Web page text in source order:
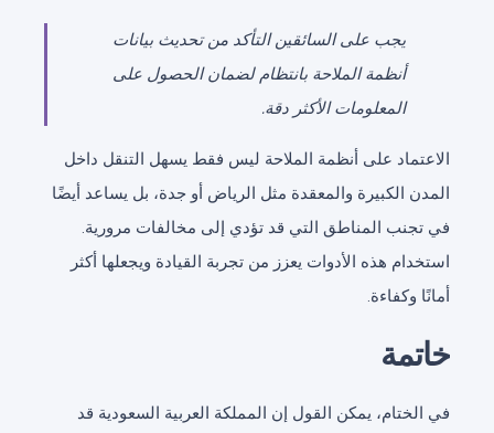
يجب على السائقين التأكد من تحديث بيانات
أنظمة الملاحة بانتظام لضمان الحصول على
المعلومات الأكثر دقة.
الاعتماد على أنظمة الملاحة ليس فقط يسهل التنقل داخل
المدن الكبيرة والمعقدة مثل الرياض أو جدة، بل يساعد أيضًا
في تجنب المناطق التي قد تؤدي إلى مخالفات مرورية.
استخدام هذه الأدوات يعزز من تجربة القيادة ويجعلها أكثر
أمانًا وكفاءة.
خاتمة
في الختام، يمكن القول إن المملكة العربية السعودية قد